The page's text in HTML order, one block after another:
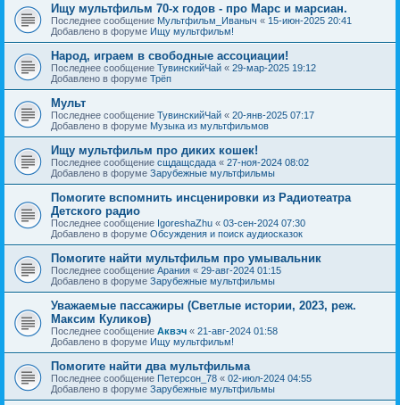
Ищу мультфильм 70-х годов - про Марс и марсиан.
Последнее сообщение Мультфильм_Иваныч « 15-июн-2025 20:41
Добавлено в форуме Ищу мультфильм!
Народ, играем в свободные ассоциации!
Последнее сообщение ТувинскийЧай « 29-мар-2025 19:12
Добавлено в форуме Трёп
Мульт
Последнее сообщение ТувинскийЧай « 20-янв-2025 07:17
Добавлено в форуме Музыка из мультфильмов
Ищу мультфильм про диких кошек!
Последнее сообщение сщдащсдада « 27-ноя-2024 08:02
Добавлено в форуме Зарубежные мультфильмы
Помогите вспомнить инсценировки из Радиотеатра
Детского радио
Последнее сообщение IgoreshaZhu « 03-сен-2024 07:30
Добавлено в форуме Обсуждения и поиск аудиосказок
Помогите найти мультфильм про умывальник
Последнее сообщение Арания « 29-авг-2024 01:15
Добавлено в форуме Зарубежные мультфильмы
Уважаемые пассажиры (Светлые истории, 2023, реж.
Максим Куликов)
Последнее сообщение Аквэч « 21-авг-2024 01:58
Добавлено в форуме Ищу мультфильм!
Помогите найти два мультфильма
Последнее сообщение Петерсон_78 « 02-июл-2024 04:55
Добавлено в форуме Зарубежные мультфильмы